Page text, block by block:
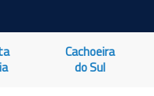
Cachoeira
do Sul